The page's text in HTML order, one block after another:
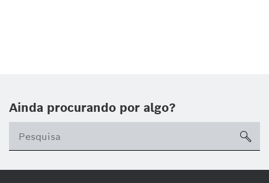
Ainda procurando por algo?